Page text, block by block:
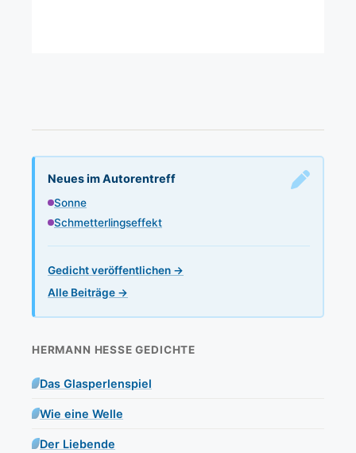
Neues im Autorentreff
Sonne
Schmetterlingseffekt
Gedicht veröffentlichen →
Alle Beiträge →
HERMANN HESSE GEDICHTE
Das Glasperlenspiel
Wie eine Welle
Der Liebende